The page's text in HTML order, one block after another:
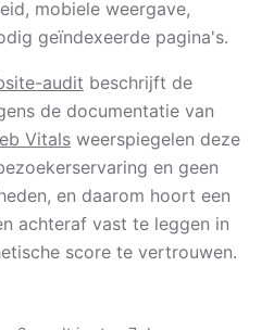
mobiele weergave,
geïndexeerde pagina's.
audit beschrijft de
de documentatie van
Vitals weerspiegelen deze
en geen
en daarom hoort een
achteraf vast te leggen in
score te vertrouwen.